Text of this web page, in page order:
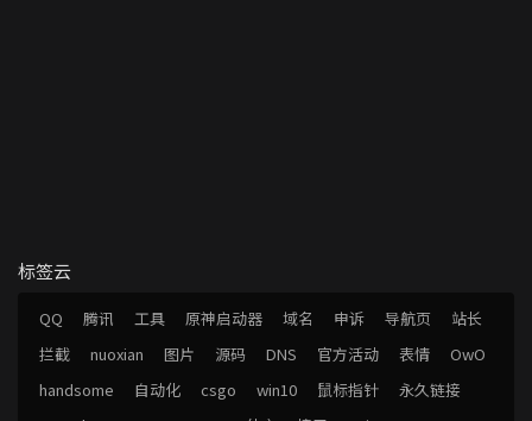
标签云
QQ 腾讯 工具 原神启动器 域名 申诉 导航页
站长
拦截
nuoxian 图片 源码 DNS 官方活动 表情
OwO
handsome
自动化 csgo win10 鼠标指针
永久链接